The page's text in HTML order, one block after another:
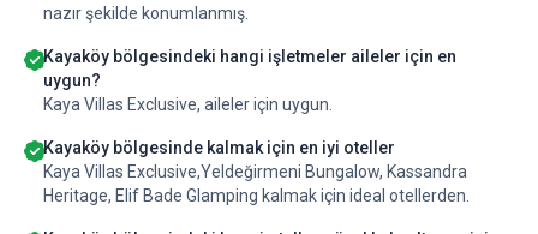
nazır şekilde konumlanmış.
Kayaköy bölgesindeki hangi işletmeler aileler için en
uygun?
Kaya Villas Exclusive, aileler için uygun.
Kayaköy bölgesinde kalmak için en iyi oteller
Kaya Villas Exclusive,Yeldeğirmeni Bungalow, Kassandra
Heritage, Elif Bade Glamping kalmak için ideal otellerden.